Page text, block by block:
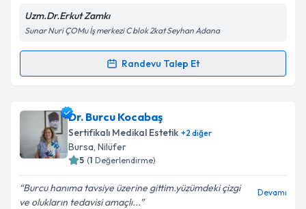
Uzm.Dr.Erkut Zamkı
Sunar Nuri ÇOMu İş merkezi C blok 2kat Seyhan Adana
Randevu Talep Et
Randevu Takvimi Talebi
Uzm. Dr. Erkut Zamkıiçin randevu takvimi talebi
oluşturun. Size bu uzmandan randevu almanız için bir
takvim hazırlandığında e-posta ile bilgilendireceğiz.
Dr. Burcu Kocabaş
Sertifikalı Medikal Estetik +2 diğer
Bursa, Nilüfer
5 (1 Değerlendirme)
Burcu hanıma tavsiye üzerine gittim.yüzümdeki çizgi
ve olukların tedavisi amaçlı...
Devamı